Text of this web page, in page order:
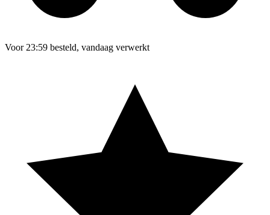
Voor 23:59 besteld, vandaag verwerkt